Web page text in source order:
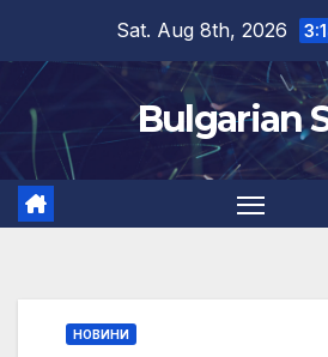
content
Sat. Aug 8th, 2026
Bulgarian
НОВИНИ